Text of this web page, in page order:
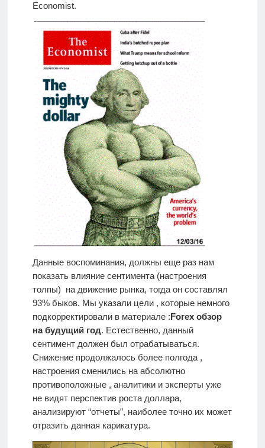
Рунет
Economist.
Данные воспоминания, должны еще раз нам
показать влияние сентимента (настроения
толпы) на движение рынка, тогда он составлял
93% быков. Мы указали цели , которые немного
подкорректировали в материале : Forex обзор
на будущий год. Естественно, данный
сентимент должен был отрабатываться.
Снижение продолжалось более полгода ,
настроения сменились на абсолютно
противоположные , аналитики и эксперты уже
не видят перспектив роста доллара,
анализируют “отчеты”, наиболее точно их может
отразить данная карикатура.